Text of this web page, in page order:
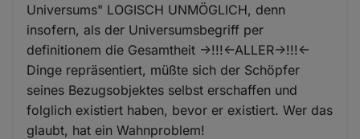
Universums" LOGISCH UNMÖGLICH, denn
insofern, als der Universumsbegriff per
definitionem die Gesamtheit ->!!!<-ALLER->!!!<-
Dinge repräsentiert, müßte sich der Schöpfer
seines Bezugsobjektes selbst erschaffen und
folglich existiert haben, bevor er existiert. Wer das
glaubt, hat ein Wahnproblem!